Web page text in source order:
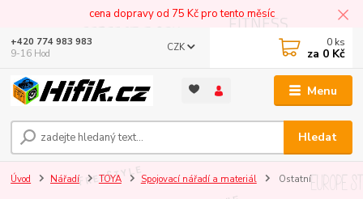
cena dopravy od 75 Kč pro tento měsíc
Menu
CZK
Hledat
+420 774 983 983
9-16 Hod
0 ks
za 0 Kč
Úvod Nářadí TOYA Spojovací nářadí a materiál Ostatní